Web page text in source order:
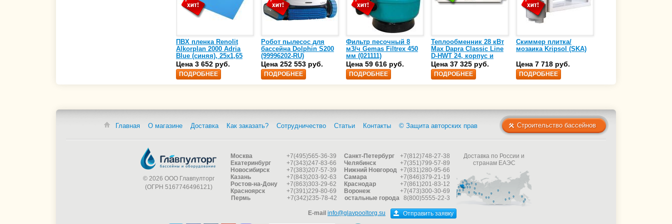
ПВХ пленка Renolit
Alkorplan 2000 Adria
Blue (синяя), 25х1,65
(35216203)
Цена 3 652 руб.
ПОДРОБНЕЕ
Робот пылесос для
бассейна Dolphin S200
(99996202-RU)
Цена 252 553 руб.
ПОДРОБНЕЕ
Фильтр песочный 8
м3/ч Gemas Filtrex 450
мм (021111)
Цена 59 616 руб.
ПОДРОБНЕЕ
Теплообменник 28 кВт
Max Dapra Classic Line
D-HWT 24, корпус и
спираль нержавеющая
сталь AISI-316 (10 01
25)
Цена 37 325 руб.
ПОДРОБНЕЕ
Скиммер плитка/
мозаика Kripsol (SKA)
Цена 7 718 руб.
ПОДРОБНЕЕ
Строительство бассейнов
Главная О магазине Доставка Как заказать? Сотрудничество Статьи Контакты © Защита авторских прав
© 2026 ООО Главпулторг
(ОГРН 5167746496121)
Москва +7(495)565-36-39 Санкт-Петербург
+7(812)748-27-38
Екатеринбург
+7(343)247-83-66 Челябинск
+7(351)799-57-89
Новосибирск
+7(383)207-57-39 Нижний Новгород +7(831)280-95-66
Казань
+7(843)203-92-63 Самара
+7(846)379-21-19
Ростов-на-Дону
+7(863)303-29-62 Краснодар
+7(861)201-83-12
Красноярск
+7(391)229-80-69 Воронеж
+7(473)300-30-69
Пермь
+7(342)235-78-42 остальные города 8(800)5555-22-3
E-mail info@glavpooltorg.su Отправить заявку
Доставка по России и
странам ЕАЭС